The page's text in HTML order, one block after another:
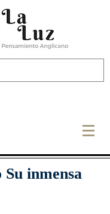
Su inmensa